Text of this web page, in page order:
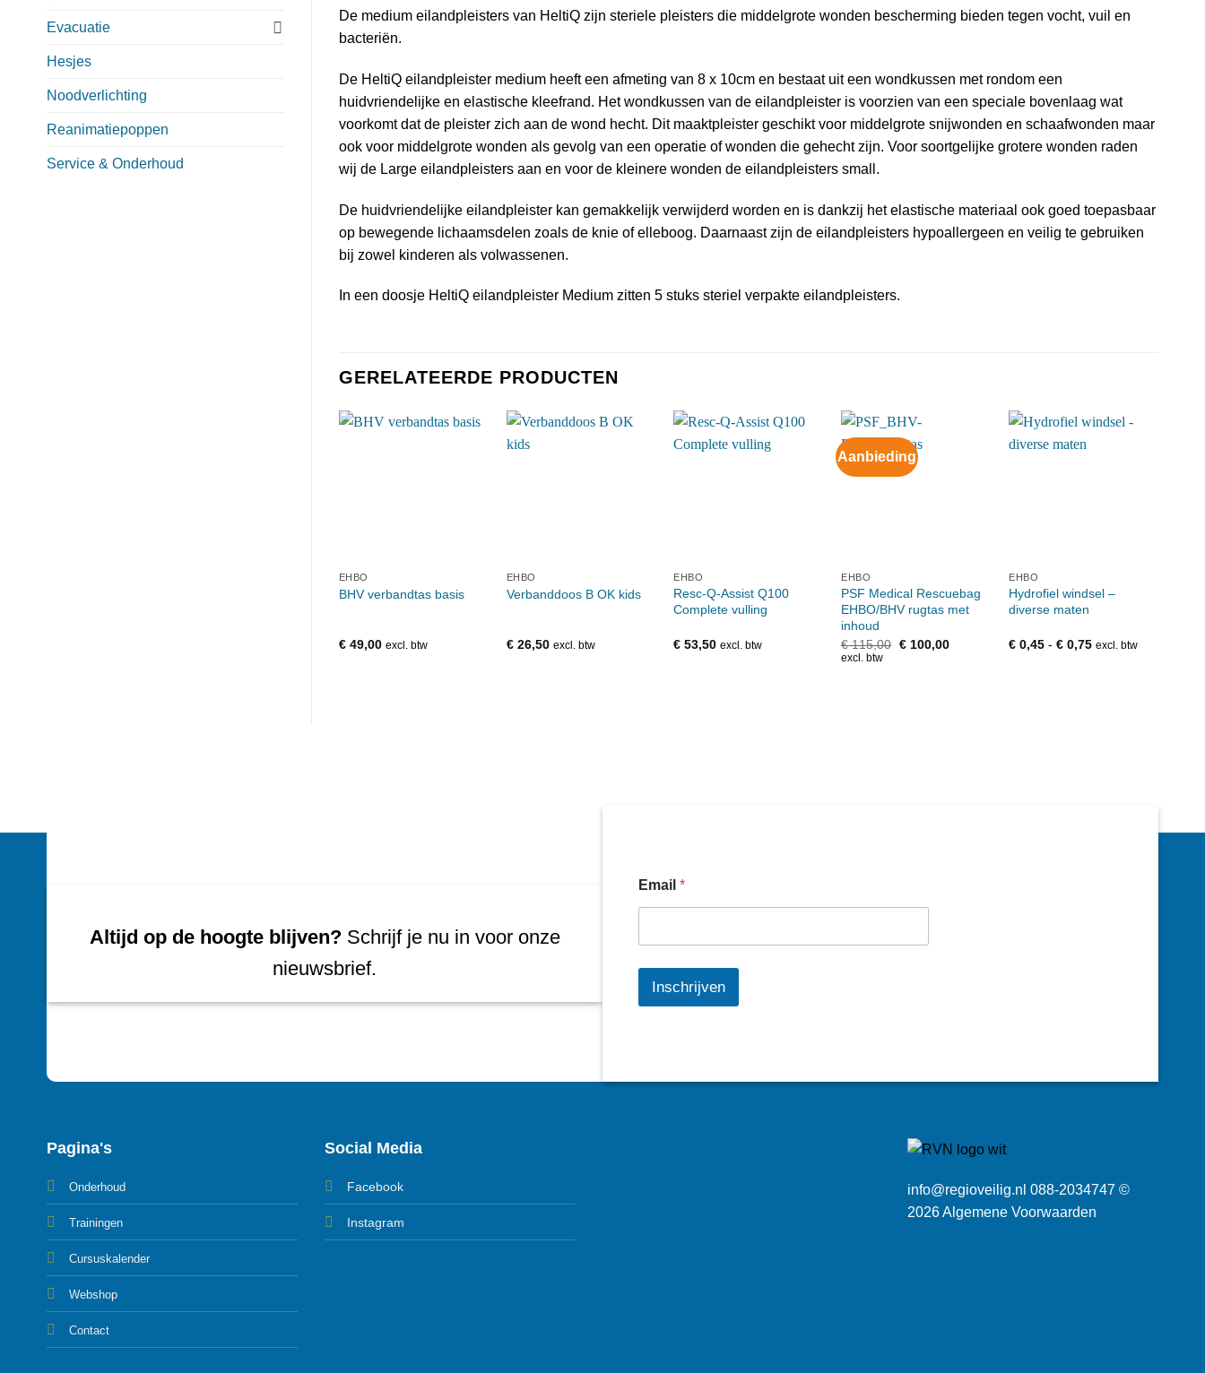
Evacuatie
Hesjes
Noodverlichting
Reanimatiepoppen
Service & Onderhoud
De medium eilandpleisters van HeltiQ zijn steriele pleisters die middelgrote wonden bescherming bieden tegen vocht, vuil en
bacteriën.
De HeltiQ eilandpleister medium heeft een afmeting van 8 x 10cm en bestaat uit een wondkussen met rondom een
huidvriendelijke en elastische kleefrand. Het wondkussen van de eilandpleister is voorzien van een speciale bovenlaag wat
voorkomt dat de pleister zich aan de wond hecht. Dit maaktpleister geschikt voor middelgrote snijwonden en schaafwonden maar
ook voor middelgrote wonden als gevolg van een operatie of wonden die gehecht zijn. Voor soortgelijke grotere wonden raden
wij de Large eilandpleisters aan en voor de kleinere wonden de eilandpleisters small.
De huidvriendelijke eilandpleister kan gemakkelijk verwijderd worden en is dankzij het elastische materiaal ook goed toepasbaar
op bewegende lichaamsdelen zoals de knie of elleboog. Daarnaast zijn de eilandpleisters hypoallergeen en veilig te gebruiken
bij zowel kinderen als volwassenen.
In een doosje HeltiQ eilandpleister Medium zitten 5 stuks steriel verpakte eilandpleisters.
GERELATEERDE PRODUCTEN
EHBO
BHV verbandtas basis
€49,00 excl. btw
EHBO
Verbanddoos B OK kids
€26,50 excl. btw
EHBO
Resc-Q-Assist Q100
Complete vulling
€ 53,50 excl. btw
Aanbieding
EHBO
PSF Medical Rescuebag
EHBO/BHV rugtas met
inhoud
€115,00 Oorspronkelijke
€100,00Huidige
excl. btw
EHBO
Hydrofiel windsel –
diverse maten
€0,45 - €0,75Prijsklasse:
excl. btw
Altijd op de hoogte blijven?Schrijf je nu in voor onze
nieuwsbrief.
Email *
Inschrijven
Pagina's
Onderhoud
Trainingen
Cursuskalender
Webshop
Contact
Social Media
Facebook
Instagram
info@regioveilig.nl 088-2034747 ©
2026Algemene Voorwaarden